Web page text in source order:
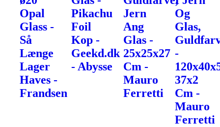
Opal
Glass -
Så
Længe
Lager
Haves -
Frandsen
Pikachu
Foil
Kop -
Geekd.dk
- Abysse
Jern
Ang
Glas -
25x25x27
Cm -
Mauro
Ferretti
Og
Glas,
-
37x2
Cm -
Mauro
Ferretti